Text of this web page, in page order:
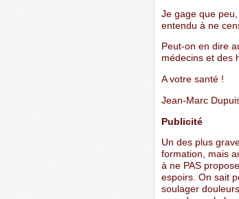
Je gage que
entendu à ne
Peut-on en dire
médecins et des
A votre santé !
Jean-Marc
Publicité
Un des plus
formation, mais
à ne PAS
espoirs. On sait
soulager